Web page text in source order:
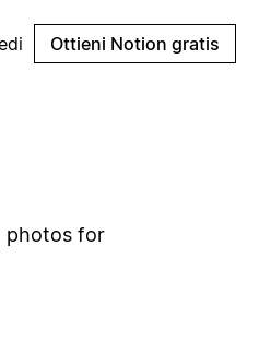
Ottieni Notion gratis
photos for